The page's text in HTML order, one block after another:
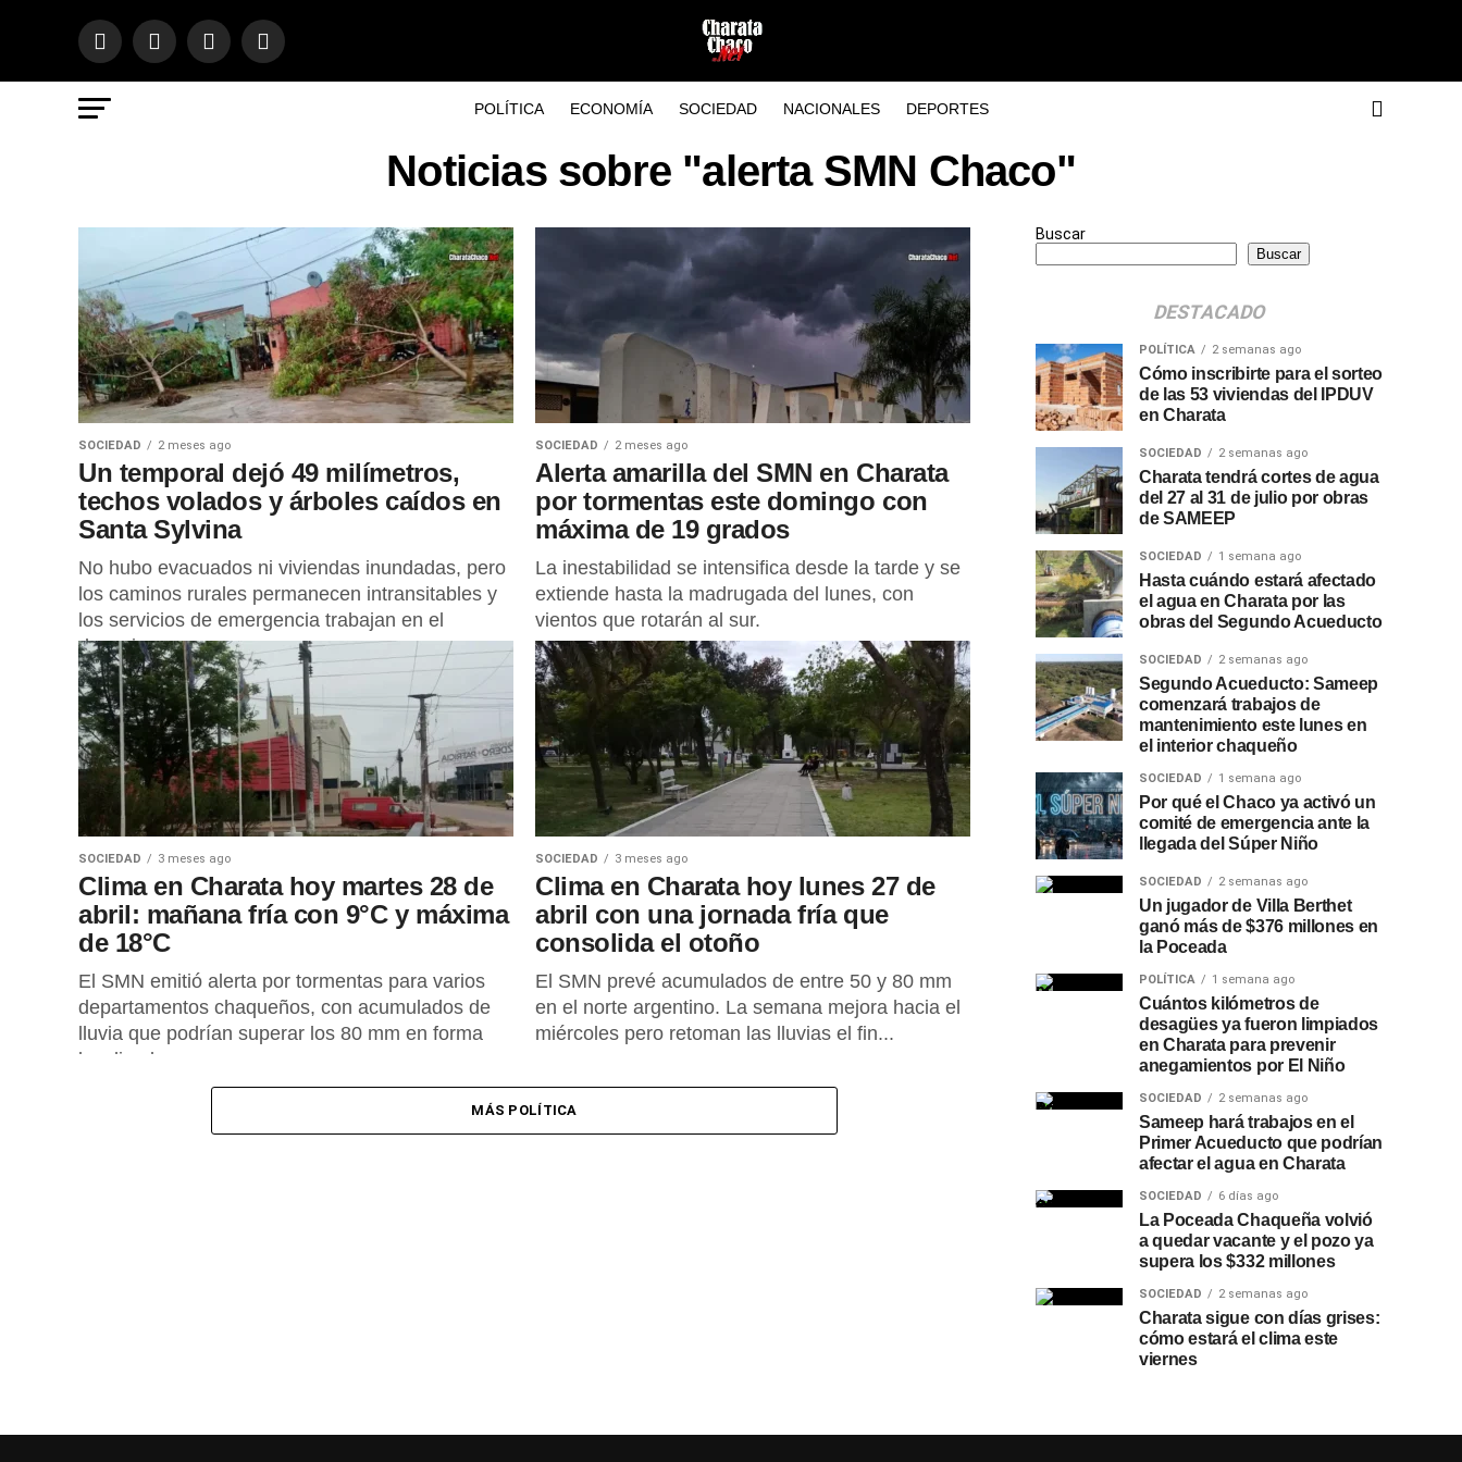
POLÍTICA ECONOMÍA SOCIEDAD NACIONALES DEPORTES
Noticias sobre "alerta SMN Chaco"
SOCIEDAD 2 meses ago
Un temporal dejó 49 milímetros,
techos volados y árboles caídos en
Santa Sylvina
No hubo evacuados ni viviendas inundadas, pero
los caminos rurales permanecen intransitables y
los servicios de emergencia trabajan en el
despeje.
SOCIEDAD 2 meses ago
Alerta amarilla del SMN en Charata
por tormentas este domingo con
máxima de 19 grados
La inestabilidad se intensifica desde la tarde y se
extiende hasta la madrugada del lunes, con
vientos que rotarán al sur.
SOCIEDAD 3 meses ago
Clima en Charata hoy martes 28 de
abril: mañana fría con 9°C y máxima
de 18°C
El SMN emitió alerta por tormentas para varios
departamentos chaqueños, con acumulados de
lluvia que podrían superar los 80 mm en forma
localizada.
SOCIEDAD 3 meses ago
Clima en Charata hoy lunes 27 de
abril con una jornada fría que
consolida el otoño
El SMN prevé acumulados de entre 50 y 80 mm
en el norte argentino. La semana mejora hacia el
miércoles pero retoman las lluvias el fin...
MÁS POLÍTICA
Buscar
Buscar
DESTACADO
POLÍTICA 2 semanas ago
Cómo inscribirte para el sorteo
de las 53 viviendas del IPDUV
en Charata
SOCIEDAD 2 semanas ago
Charata tendrá cortes de agua
del 27 al 31 de julio por obras
de SAMEEP
SOCIEDAD 1 semana ago
Hasta cuándo estará afectado
el agua en Charata por las
obras del Segundo Acueducto
SOCIEDAD 2 semanas ago
Segundo Acueducto: Sameep
comenzará trabajos de
mantenimiento este lunes en
el interior chaqueño
SOCIEDAD 1 semana ago
Por qué el Chaco ya activó un
comité de emergencia ante la
llegada del Súper Niño
SOCIEDAD 2 semanas ago
Un jugador de Villa Berthet
ganó más de $376 millones en
la Poceada
POLÍTICA 1 semana ago
Cuántos kilómetros de
desagües ya fueron limpiados
en Charata para prevenir
anegamientos por El Niño
SOCIEDAD 2 semanas ago
Sameep hará trabajos en el
Primer Acueducto que podrían
afectar el agua en Charata
SOCIEDAD 6 días ago
La Poceada Chaqueña volvió
a quedar vacante y el pozo ya
supera los $332 millones
SOCIEDAD 2 semanas ago
Charata sigue con días grises:
cómo estará el clima este
viernes